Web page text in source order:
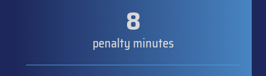
8
penalty minutes